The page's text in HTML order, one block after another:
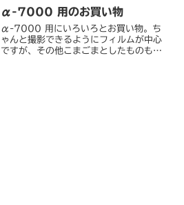
α-7000 用のお買い物
α-7000 用にいろいろとお買い物。ち
ゃんと撮影できるようにフィルムが中心
ですが、その他こまごまとしたものも含